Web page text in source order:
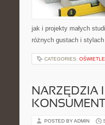
jak i projekty małych
różnych gustach i
CATEGORIES:
NARZĘDZIA
POSTED BY ADMIN